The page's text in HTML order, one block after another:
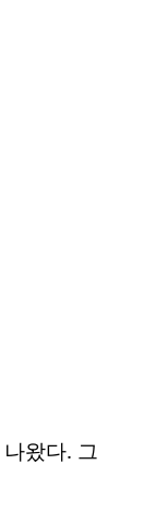
왔다. 그